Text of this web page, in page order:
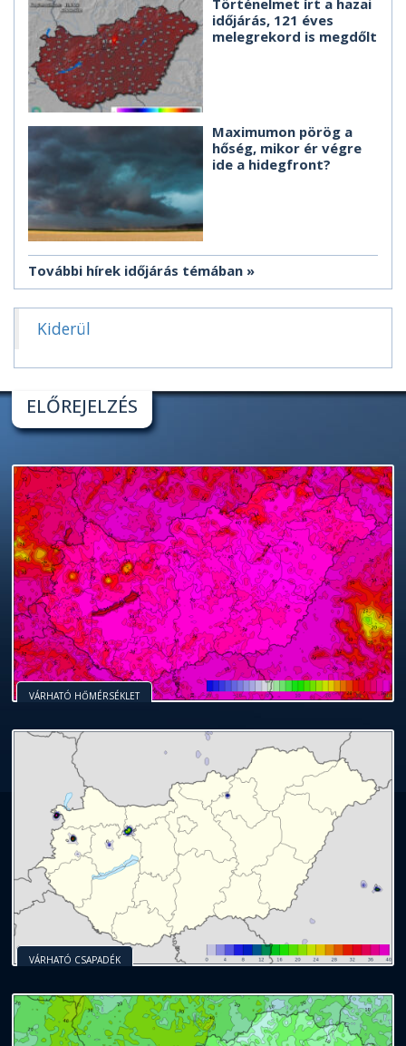
időjárás, 121 éves
melegrekord is megdőlt
Maximumon pörög a
hőség, mikor ér végre
ide a hidegfront?
További hírek időjárás témában
Kiderül
ELŐREJELZÉS
VÁRHATÓ HŐMÉRSÉKLET
VÁRHATÓ CSAPADÉK